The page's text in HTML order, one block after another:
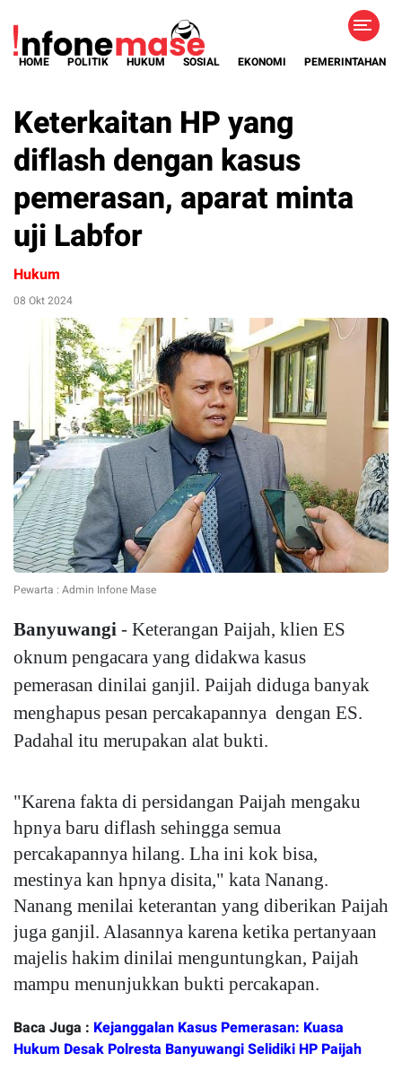
HOME POLITIK HUKUM SOSIAL EKONOMI PEMERINTAHAN
Keterkaitan HP yang
diflash dengan kasus
pemerasan, aparat minta
uji Labfor
Hukum
08 Okt 2024
Pewarta : Admin Infone Mase
Banyuwangi - Keterangan Paijah, klien ES
oknum pengacara yang didakwa kasus
pemerasan dinilai ganjil. Paijah diduga banyak
menghapus pesan percakapannya dengan ES.
Padahal itu merupakan alat bukti.
"Karena fakta di persidangan Paijah mengaku
hpnya baru diflash sehingga semua
percakapannya hilang. Lha ini kok bisa,
mestinya kan hpnya disita," kata Nanang.
Nanang menilai keterantan yang diberikan Paijah
juga ganjil. Alasannya karena ketika pertanyaan
majelis hakim dinilai menguntungkan, Paijah
mampu menunjukkan bukti percakapan.
Baca Juga : Kejanggalan Kasus Pemerasan: Kuasa
Hukum Desak Polresta Banyuwangi Selidiki HP Paijah